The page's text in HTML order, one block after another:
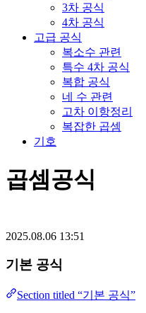
3차 공식
4차 공식
고급 공식
복소수 관련
특수 4차 공식
복합 공식
네 수 관련
고차 이항정리
복잡한 곱셈
기호
곱셈공식
2025.08.06 13:51
기본 공식
Section titled “기본 공식”